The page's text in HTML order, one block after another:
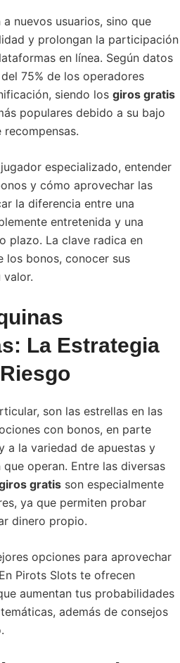
nuevos usuarios, sino que
y prolongan la participación
en línea. Según datos
75% de los operadores
siendo los giros gratis
populares debido a su bajo
especializado, entender
y cómo aprovechar las
la diferencia entre una
entretenida y una
plazo. La clave radica en
los bonos, conocer sus
valor.
La Estrategia
son las estrellas en las
con bonos, en parte
a la variedad de apuestas y
operan. Entre las diversas
gratis son especialmente
ya que permiten probar
dinero propio.
opciones para aprovechar
Pirots Slots te ofrecen
aumentan tus probabilidades
además de consejos